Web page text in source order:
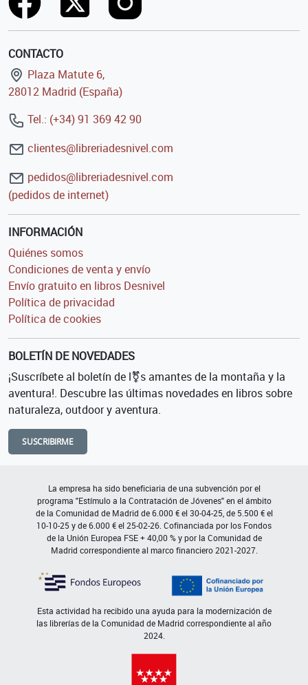
CONTACTO
Plaza Matute 6,
28012 Madrid (España)
Tel.: (+34) 91 369 42 90
clientes@libreriadesnivel.com
pedidos@libreriadesnivel.com
(pedidos de internet)
INFORMACIÓN
Quiénes somos
Condiciones de venta y envío
Envío gratuito en libros Desnivel
Política de privacidad
Política de cookies
BOLETÍN DE NOVEDADES
¡Suscríbete al boletín de l⚧s amantes de la montaña y la
aventura!. Descubre las últimas novedades en libros sobre
naturaleza, outdoor y aventura.
SUSCRIBIRME
La empresa ha sido beneficiaria de una subvención por el
programa "Estímulo a la Contratación de Jóvenes" en el ámbito
de la Comunidad de Madrid de 6.000 € el 30-04-25, de 5.500 € el
10-10-25 y de 6.000 € el 25-02-26. Cofinanciada por los Fondos
de la Unión Europea FSE + 40,00 % y por la Comunidad de
Madrid correspondiente al marco financiero 2021-2027.
Esta actividad ha recibido una ayuda para la modernización de
las librerías de la Comunidad de Madrid correspondiente al año
2024.